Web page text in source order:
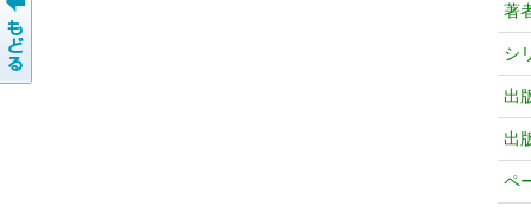
著
シ
出
出
ペ